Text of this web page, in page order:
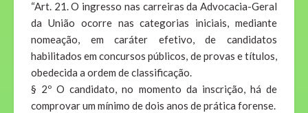
“Art. 21. O ingresso nas carreiras da Advocacia-Geral
da União ocorre nas categorias iniciais, mediante
nomeação, em caráter efetivo, de candidatos
habilitados em concursos públicos, de provas e títulos,
obedecida a ordem de classificação.
§ 2º O candidato, no momento da inscrição, há de
comprovar um mínimo de dois anos de prática forense.